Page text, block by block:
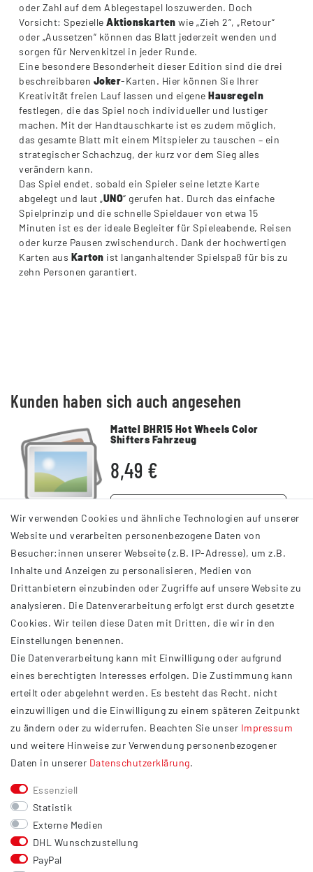
oder Zahl auf dem Ablegestapel loszuwerden. Doch
Vorsicht: Spezielle Aktionskarten wie „Zieh 2“, „Retour“
oder „Aussetzen“ können das Blatt jederzeit wenden und
sorgen für Nervenkitzel in jeder Runde.
Eine besondere Besonderheit dieser Edition sind die drei
beschreibbaren Joker-Karten. Hier können Sie Ihrer
Kreativität freien Lauf lassen und eigene Hausregeln
festlegen, die das Spiel noch individueller und lustiger
machen. Mit der Handtauschkarte ist es zudem möglich,
das gesamte Blatt mit einem Mitspieler zu tauschen – ein
strategischer Schachzug, der kurz vor dem Sieg alles
verändern kann.
Das Spiel endet, sobald ein Spieler seine letzte Karte
abgelegt und laut „UNO“ gerufen hat. Durch das einfache
Spielprinzip und die schnelle Spieldauer von etwa 15
Minuten ist es der ideale Begleiter für Spieleabende, Reisen
oder kurze Pausen zwischendurch. Dank der hochwertigen
Karten aus Karton ist langanhaltender Spielspaß für bis zu
zehn Personen garantiert.
Kunden haben sich auch angesehen
Mattel BHR15 Hot Wheels Color
Shifters Fahrzeug
8,49 €
INFORMATIONEN
AGB
Impressum
Datenschutzerklärung
Widerrufsrecht
Barrierefreiheit
Service
Kontakt
Versand
Zahlung
Vertrag widerrufen
Wir verwenden Cookies und ähnliche Technologien auf unserer
Website und verarbeiten personenbezogene Daten von
Besucher:innen unserer Webseite (z.B. IP-Adresse), um z.B.
Inhalte und Anzeigen zu personalisieren, Medien von
Drittanbietern einzubinden oder Zugriffe auf unsere Website zu
analysieren. Die Datenverarbeitung erfolgt erst durch gesetzte
Cookies. Wir teilen diese Daten mit Dritten, die wir in den
Einstellungen benennen.
Die Datenverarbeitung kann mit Einwilligung oder aufgrund
eines berechtigten Interesses erfolgen. Die Zustimmung kann
erteilt oder abgelehnt werden. Es besteht das Recht, nicht
einzuwilligen und die Einwilligung zu einem späteren Zeitpunkt
zu ändern oder zu widerrufen. Beachten Sie unser Impressum
und weitere Hinweise zur Verwendung personenbezogener
Daten in unserer Daten­schutz­erklärung.
Essenziell
Statistik
Externe Medien
DHL Wunschzustellung
PayPal